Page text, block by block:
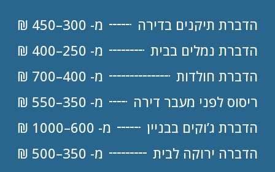
הדברת תיקנים בדירה
מ- 300–450 ₪
הדברת נמלים בבית
מ- 250–400 ₪
הדברת חולדות
מ- 400–700 ₪
ריסוס לפני מעבר דירה
מ- 350–550 ₪
הדברת ג’וקים בבניין
מ- 600–1000 ₪
הדברה ירוקה לבית
מ- 350–500 ₪